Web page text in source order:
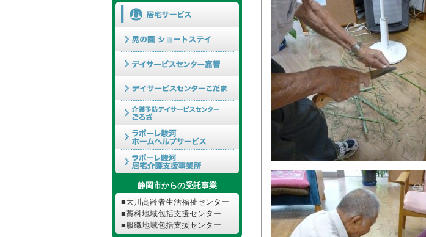
静岡市からの受託事業
■大川高齢者生活福祉センター
■藁科地域包括支援センター
■服織地域包括支援センター